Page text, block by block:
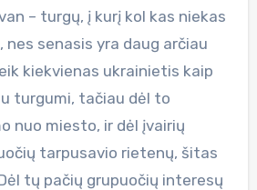
– turgų, į kurį kol kas niekas
senasis yra daug arčiau
kiekvienas ukrainietis kaip
turgumi, tačiau dėl to
nuo miesto, ir dėl įvairių
tarpusavio rietenų, šitas
tų pačių grupuočių interesų